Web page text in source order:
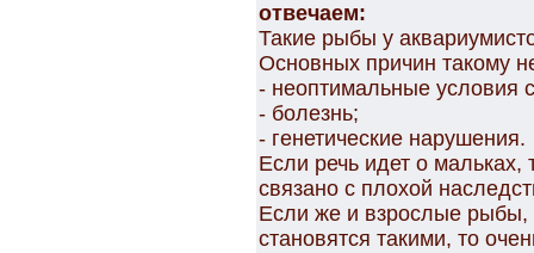
отвечаем:
Такие рыбы у
Основных причин такому
- неоптимальные условия
- болезнь;
- генетические нарушения.
Если речь идет о мальках,
связано с плохой
Если же и взрослые рыбы,
становятся такими, то